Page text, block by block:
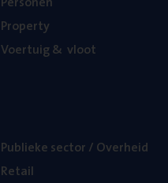
Pro­per­ty
Voer­tuig& vloot
Publie­ke sec­tor / Overheid
Retail